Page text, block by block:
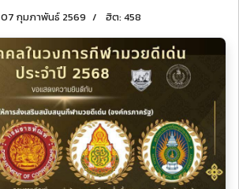
07 กุมภาพันธ์ 2569 ฮิต: 458